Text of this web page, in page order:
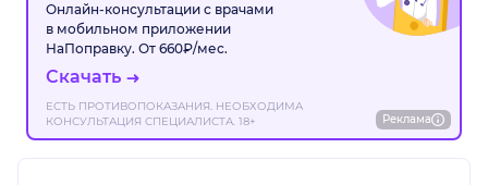
Онлайн-консультации с врачами
в мобильном приложении
НаПоправку. От 660₽/мес.
Скачать
ЕСТЬ ПРОТИВОПОКАЗАНИЯ. НЕОБХОДИМА
КОНСУЛЬТАЦИЯ СПЕЦИАЛИСТА. 18+
Реклама